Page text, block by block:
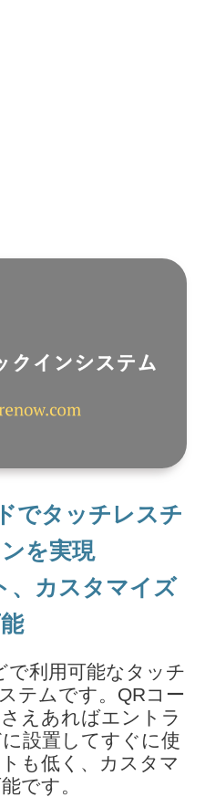
でタッチレスチ
を実現
、カスタマイズ
で利用可能なタッチ
テムです。QRコー
えあればエントラ
設置してすぐに使
も低く、カスタマ
です。